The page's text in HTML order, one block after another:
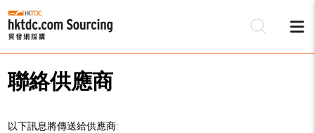
聯絡供應商
以下訊息將傳送給供應商: